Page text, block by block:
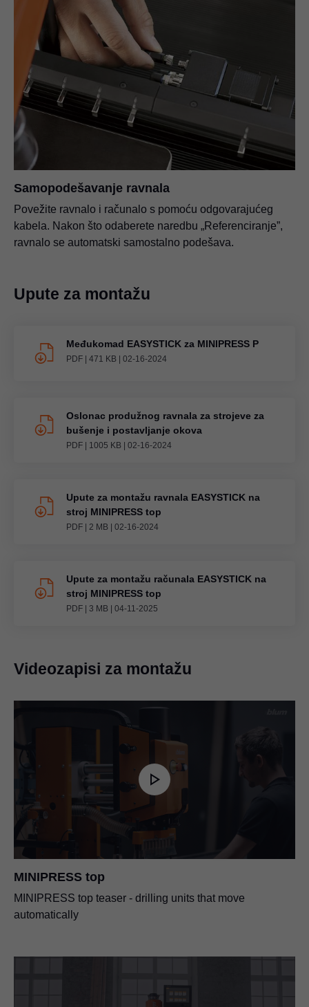
Samopodešavanje ravnala
Povežite ravnalo i računalo s pomoću odgovarajućeg
kabela. Nakon što odaberete naredbu „Referenciranje”,
ravnalo se automatski samostalno podešava.
Upute za montažu
Međukomad EASYSTICK za MINIPRESS P
PDF | 471 KB | 02-16-2024
Oslonac produžnog ravnala za strojeve za
bušenje i postavljanje okova
PDF | 1005 KB | 02-16-2024
Upute za montažu ravnala EASYSTICK na
stroj MINIPRESS top
PDF | 2 MB | 02-16-2024
Upute za montažu računala EASYSTICK na
stroj MINIPRESS top
PDF | 3 MB | 04-11-2025
Videozapisi za montažu
MINIPRESS top
MINIPRESS top teaser - drilling units that move
automatically